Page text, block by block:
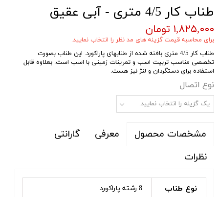
طناب کار 4/5 متری - آبی عقیق
۱,۸۲۵,۰۰۰ تومان
برای محاسبه قیمت گزینه های مد نظر را انتخاب نمایید.
طناب کار 4/5 متری بافته شده از طنابهای پاراکورد. این طناب بصورت
تخصصی مناسب تربیت اسب و تمرینات زمینی با اسب است. بعلاوه قابل
استفاده برای دستگردان و لنژ نیز هست.
نوع اتصال
یک گزینه را انتخاب نمایید.
مشخصات محصول معرفی
گارانتی
نظرات
نوع طناب 8 رشته پاراکورد